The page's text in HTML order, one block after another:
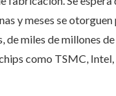
y meses se
de miles de millones
como TSMC, Intel,